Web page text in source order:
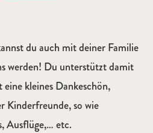
du auch mit deiner Familie
werden! Du unterstützt damit
kleines Dankeschön,
Kinderfreunde, so wie
Ausflüge,… etc.